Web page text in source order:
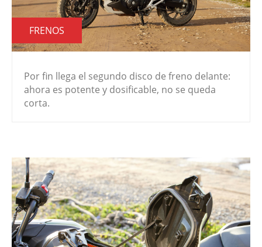
FRENOS
Por fin llega el segundo disco de freno delante:
ahora es potente y dosificable, no se queda
corta.